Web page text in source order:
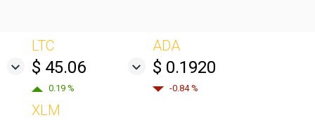
LTC
$ 45.06
0.19 %
ADA
$ 0.1920
-0.84 %
XLM